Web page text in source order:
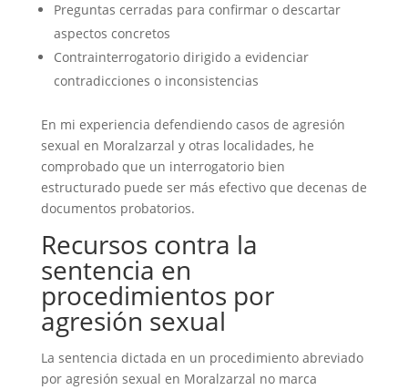
Preguntas cerradas para confirmar o descartar
aspectos concretos
Contrainterrogatorio dirigido a evidenciar
contradicciones o inconsistencias
En mi experiencia defendiendo casos de agresión
sexual en Moralzarzal y otras localidades, he
comprobado que un interrogatorio bien
estructurado puede ser más efectivo que decenas de
documentos probatorios.
Recursos contra la
sentencia en
procedimientos por
agresión sexual
La sentencia dictada en un procedimiento abreviado
por agresión sexual en Moralzarzal no marca